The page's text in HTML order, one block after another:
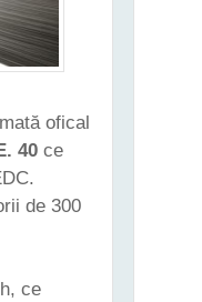
ofical
40 ce
de 300
ce